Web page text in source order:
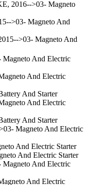
2016-->03- Magneto
>03- Magneto And
>03- Magneto And
Magneto And Electric
And Electric
And Starter
And Electric
And Starter
Magneto And Electric
And Electric Starter
And Electric Starter
Magneto And Electric
And Electric